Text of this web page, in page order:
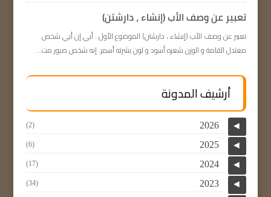
تعبير عن وصف الأب (إنشاء ، دارشتن)
تعبير عن وصف الأب (إنشاء ، دارشتن) الموضوع الأول : أبي إن أبي شخص
معتدل القامة و الوزن شعره أسود و لون بشرته أسمر. إنه شخص صبور مت...
أرشيف المدونة
◄
2026
(2)
◄
2025
(6)
◄
2024
(17)
◄
2023
(34)